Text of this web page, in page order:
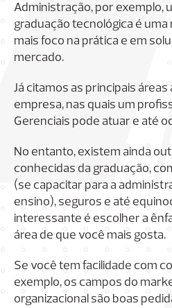
Administração, por exemplo,
graduação tecnológica é
mais foco na prática e em
mercado.
Já citamos as principais
empresa, nas quais um
Gerenciais pode atuar e até
No entanto, existem ainda
conhecidas da graduação,
(se capacitar para a
ensino), seguros e até
interessante é escolher a
área de que você mais gosta.
Se você tem facilidade com
exemplo, os campos do
organizacional são boas